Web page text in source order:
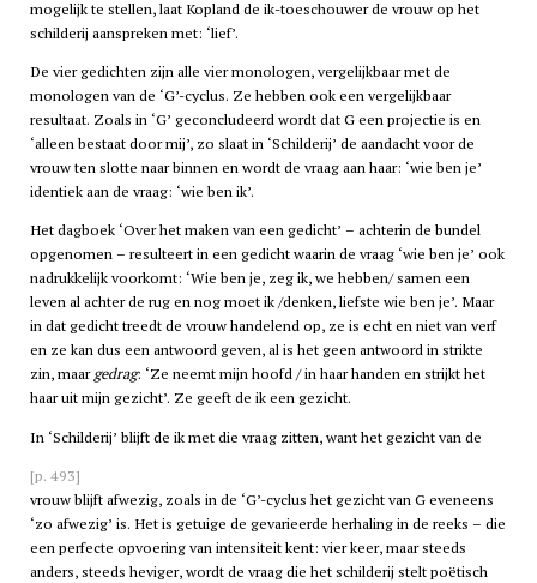
mogelijk te stellen, laat Kopland de ik-toeschouwer de vrouw op het
schilderij aanspreken met: ‘lief’.
De vier gedichten zijn alle vier monologen, vergelijkbaar met de
monologen van de ‘G’-cyclus. Ze hebben ook een vergelijkbaar
resultaat. Zoals in ‘G’ geconcludeerd wordt dat G een projectie is en
‘alleen bestaat door mij’, zo slaat in ‘Schilderij’ de aandacht voor de
vrouw ten slotte naar binnen en wordt de vraag aan haar: ‘wie ben je’
identiek aan de vraag: ‘wie ben ik’.
Het dagboek ‘Over het maken van een gedicht’ – achterin de bundel
opgenomen – resulteert in een gedicht waarin de vraag ‘wie ben je’ ook
nadrukkelijk voorkomt: ‘Wie ben je, zeg ik, we hebben/ samen een
leven al achter de rug en nog moet ik /denken, liefste wie ben je’. Maar
in dat gedicht treedt de vrouw handelend op, ze is echt en niet van verf
en ze kan dus een antwoord geven, al is het geen antwoord in strikte
zin, maargedrag: ‘Ze neemt mijn hoofd / in haar handen en strijkt het
haar uit mijn gezicht’. Ze geeft de ik een gezicht.
In ‘Schilderij’ blijft de ik met die vraag zitten, want het gezicht van de
[p. 493]
vrouw blijft afwezig, zoals in de ‘G’-cyclus het gezicht van G eveneens
‘zo afwezig’ is. Het is getuige de gevarieerde herhaling in de reeks – die
een perfecte opvoering van intensiteit kent: vier keer, maar steeds
anders, steeds heviger, wordt de vraag die het schilderij stelt poëtisch